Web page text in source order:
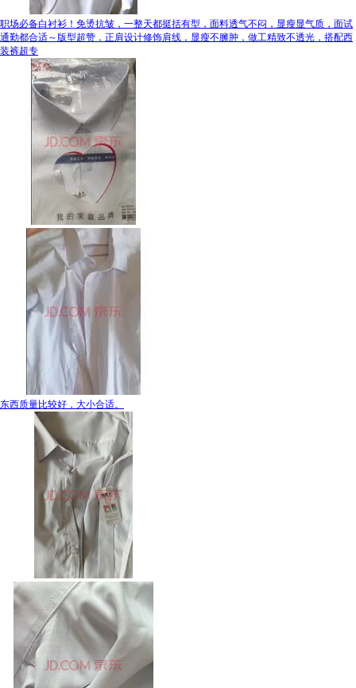
职场必备白衬衫！免烫抗皱，一整天都挺括有型，面料透气不闷，显瘦显气质，面试
通勤都合适～版型超赞，正肩设计修饰肩线，显瘦不臃肿，做工精致不透光，搭配西
装裤超专
东西质量比较好，大小合适。